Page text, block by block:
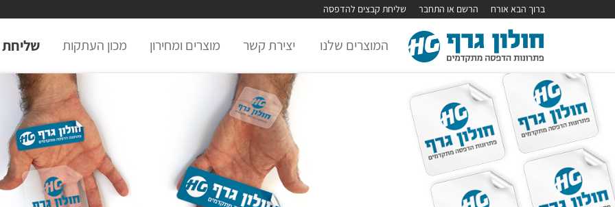
ברוך הבא אורח הרשם או התחבר שליחת קבצים להדפסה
המוצרים שלנו יצירת קשר מוצרים ומחירון מכון העתקות